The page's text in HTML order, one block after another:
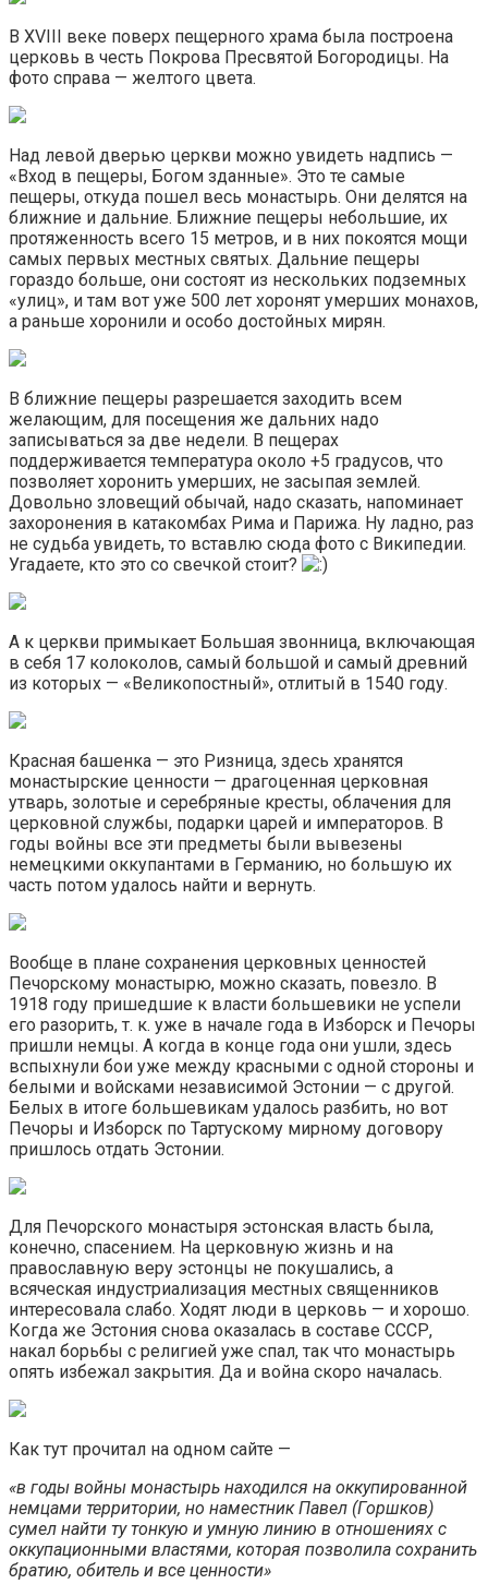
В XVIII веке поверх пещерного храма была построена
церковь в честь Покрова Пресвятой Богородицы. На
фото справа — желтого цвета.
Над левой дверью церкви можно увидеть надпись —
«Вход в пещеры, Богом зданные». Это те самые
пещеры, откуда пошел весь монастырь. Они делятся на
ближние и дальние. Ближние пещеры небольшие, их
протяженность всего 15 метров, и в них покоятся мощи
самых первых местных святых. Дальние пещеры
гораздо больше, они состоят из нескольких подземных
«улиц», и там вот уже 500 лет хоронят умерших монахов,
а раньше хоронили и особо достойных мирян.
В ближние пещеры разрешается заходить всем
желающим, для посещения же дальних надо
записываться за две недели. В пещерах
поддерживается температура около +5 градусов, что
позволяет хоронить умерших, не засыпая землей.
Довольно зловещий обычай, надо сказать, напоминает
захоронения в катакомбах Рима и Парижа. Ну ладно, раз
не судьба увидеть, то вставлю сюда фото с Википедии.
Угадаете, кто это со свечкой стоит?
А к церкви примыкает Большая звонница, включающая
в себя 17 колоколов, самый большой и самый древний
из которых — «Великопостный», отлитый в 1540 году.
Красная башенка — это Ризница, здесь хранятся
монастырские ценности — драгоценная церковная
утварь, золотые и серебряные кресты, облачения для
церковной службы, подарки царей и императоров. В
годы войны все эти предметы были вывезены
немецкими оккупантами в Германию, но большую их
часть потом удалось найти и вернуть.
Вообще в плане сохранения церковных ценностей
Печорскому монастырю, можно сказать, повезло. В
1918 году пришедшие к власти большевики не успели
его разорить, т. к. уже в начале года в Изборск и Печоры
пришли немцы. А когда в конце года они ушли, здесь
вспыхнули бои уже между красными с одной стороны и
белыми и войсками независимой Эстонии — с другой.
Белых в итоге большевикам удалось разбить, но вот
Печоры и Изборск по Тартускому мирному договору
пришлось отдать Эстонии.
Для Печорского монастыря эстонская власть была,
конечно, спасением. На церковную жизнь и на
православную веру эстонцы не покушались, а
всяческая индустриализация местных священников
интересовала слабо. Ходят люди в церковь — и хорошо.
Когда же Эстония снова оказалась в составе СССР,
накал борьбы с религией уже спал, так что монастырь
опять избежал закрытия. Да и война скоро началась.
Как тут прочитал на одном сайте —
«в годы войны монастырь находился на оккупированной
немцами территории, но наместник Павел (Горшков)
сумел найти ту тонкую и умную линию в отношениях с
оккупационными властями, которая позволила сохранить
братию, обитель и все ценности»